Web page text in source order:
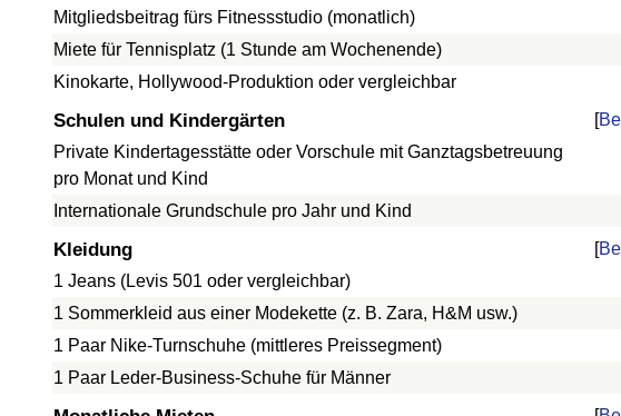
Mitgliedsbeitrag fürs Fitnessstudio (monatlich)
Miete für Tennisplatz (1 Stunde am Wochenende)
Kinokarte, Hollywood-Produktion oder vergleichbar
Schulen und Kindergärten [
Private Kindertagesstätte oder Vorschule mit Ganztagsbetreuung
pro Monat und Kind
Internationale Grundschule pro Jahr und Kind
Kleidung [
1 Jeans (Levis 501 oder vergleichbar)
1 Sommerkleid aus einer Modekette (z. B. Zara, H&M usw.)
1 Paar Nike-Turnschuhe (mittleres Preissegment)
1 Paar Leder-Business-Schuhe für Männer